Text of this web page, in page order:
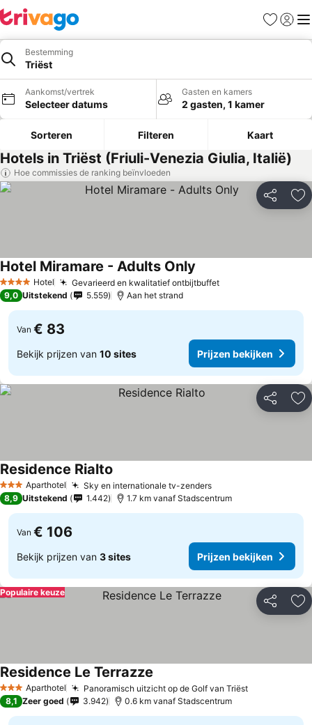
Favorieten
Bestemming
Triëst
Aankomst/vertrek
Selecteer datums
Gasten en kamers
2 gasten, 1 kamer
Sorteren Filteren Kaart
Hotels in Triëst (Friuli-Venezia Giulia, Italië)
Hoe commissies de ranking beïnvloeden
Delen
4 SterrenHotel Gevarieerd en kwalitatief ontbijtbuffet
Hotel Miramare - Adults Only
9,0 Uitstekend 5.559 Aan het strand
Van € 83
Bekijk prijzen van 10 sites Prijzen bekijken
Delen
3 SterrenAparthotel Sky en internationale tv-zenders
Residence Rialto
8,9 Uitstekend 1.442 1.7 km vanaf Stadscentrum
Van € 106
Bekijk prijzen van 3 sites Prijzen bekijken
Delen
Populaire keuze
3 SterrenAparthotel Panoramisch uitzicht op de Golf van Triëst
Residence Le Terrazze
8,1 Zeer goed 3.942 0.6 km vanaf Stadscentrum